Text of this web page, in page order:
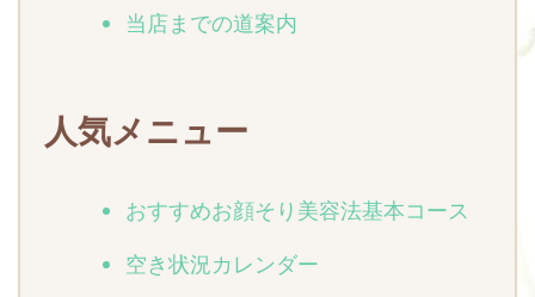
当店までの道案内
人気メニュー
おすすめお顔そり美容法基本コース
空き状況カレンダー